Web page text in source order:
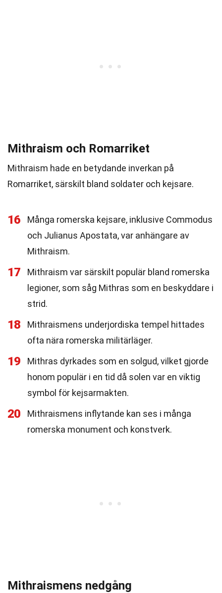
Mithraism och Romarriket
Mithraism hade en betydande inverkan på
Romarriket, särskilt bland soldater och kejsare.
16
Många romerska kejsare, inklusive Commodus
och Julianus Apostata, var anhängare av
Mithraism.
17
Mithraism var särskilt populär bland romerska
legioner, som såg Mithras som en beskyddare i
strid.
18
Mithraismens underjordiska tempel hittades
ofta nära romerska militärläger.
19
Mithras dyrkades som en solgud, vilket gjorde
honom populär i en tid då solen var en viktig
symbol för kejsarmakten.
20
Mithraismens inflytande kan ses i många
romerska monument och konstverk.
Mithraismens nedgång